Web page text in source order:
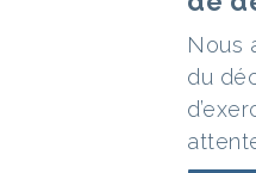
Nous
du